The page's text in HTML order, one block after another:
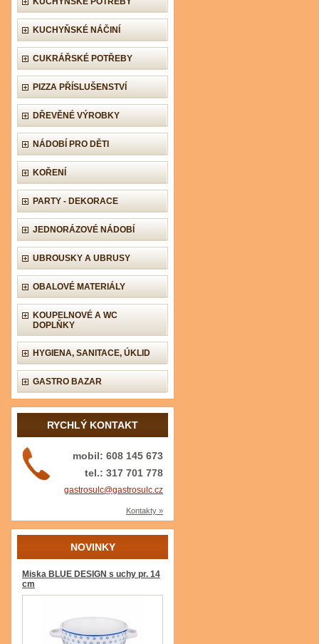
KUCHYŇSKÉ NÁČINÍ
CUKRÁŘSKÉ POTŘEBY
PIZZA PŘÍSLUŠENSTVÍ
DŘEVĚNÉ VÝROBKY
NÁDOBÍ PRO DĚTI
KOŘENÍ
PARTY - DEKORACE
JEDNORÁZOVÉ NÁDOBÍ
UBROUSKY A UBRUSY
OBALOVÉ MATERIÁLY
KOUPELNOVÉ A WC
DOPLŇKY
HYGIENA, SANITACE, ÚKLID
GASTRO BAZAR
RYCHLÝ KONTAKT
mobil: 608 145 673
tel.: 317 701 778
gastrosulc@gastrosulc.cz
Kontakty »
NOVINKY
Miska BLUE DESIGN s uchy pr. 14
cm